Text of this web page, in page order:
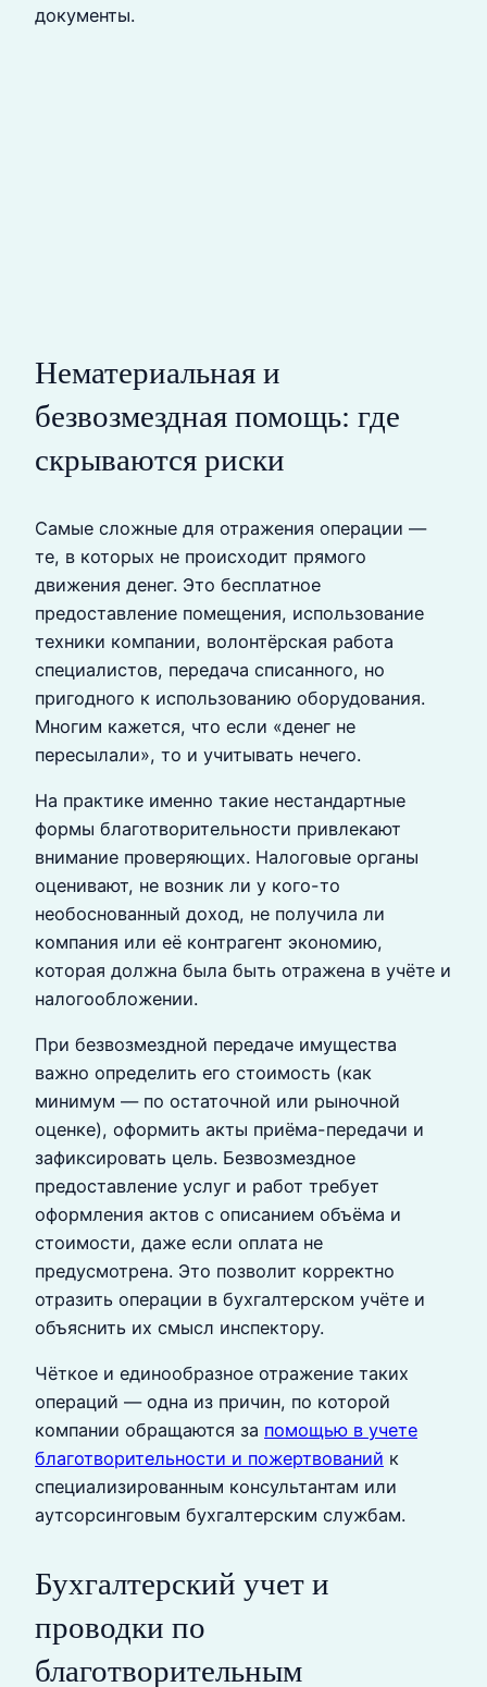
документы.
Нематериальная и
безвозмездная помощь: где
скрываются риски
Самые сложные для отражения операции —
те, в которых не происходит прямого
движения денег. Это бесплатное
предоставление помещения, использование
техники компании, волонтёрская работа
специалистов, передача списанного, но
пригодного к использованию оборудования.
Многим кажется, что если «денег не
пересылали», то и учитывать нечего.
На практике именно такие нестандартные
формы благотворительности привлекают
внимание проверяющих. Налоговые органы
оценивают, не возник ли у кого-то
необоснованный доход, не получила ли
компания или её контрагент экономию,
которая должна была быть отражена в учёте и
налогообложении.
При безвозмездной передаче имущества
важно определить его стоимость (как
минимум — по остаточной или рыночной
оценке), оформить акты приёма-передачи и
зафиксировать цель. Безвозмездное
предоставление услуг и работ требует
оформления актов с описанием объёма и
стоимости, даже если оплата не
предусмотрена. Это позволит корректно
отразить операции в бухгалтерском учёте и
объяснить их смысл инспектору.
Чёткое и единообразное отражение таких
операций — одна из причин, по которой
компании обращаются за помощью в учете
благотворительности и пожертвований к
специализированным консультантам или
аутсорсинговым бухгалтерским службам.
Бухгалтерский учет и
проводки по
благотворительным